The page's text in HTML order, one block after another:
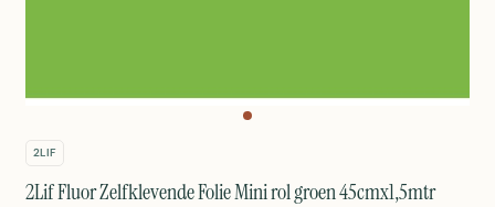
2LIF
2Lif Fluor Zelfklevende Folie Mini rol groen 45cmx1,5mtr